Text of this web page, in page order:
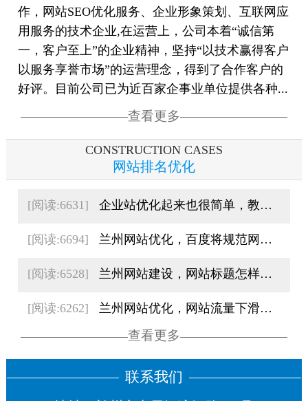
作，网站SEO优化服务、企业形象策划、互联网应
用服务的技术企业,在运营上，公司本着“诚信第
一，客户至上”的企业精神，坚持“以技术赢得客户
以服务享誉市场”的运营理念，得到了合作客户的
好评。目前公司已为近百家企事业单位提供各种...
查看更多
CONSTRUCTION CASES
网站排名优化
[阅读:6631] 企业站优化起来也很简单，教您四招网站排名直线上升
[阅读:6694] 兰州网站优化，百度将规范网站标题，标准的网站标题书写格式
[阅读:6528] 兰州网站建设，网站标题怎样写才是“优质标题”
[阅读:6262] 兰州网站优化，网站流量下滑百度站长投诉为何石沉大海没有效果
查看更多
联系我们